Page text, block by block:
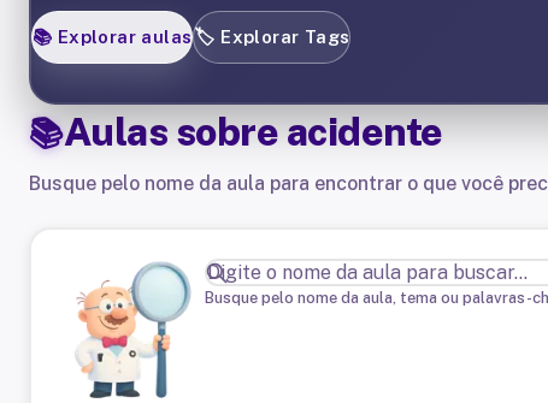
📚 Explorar aulas🏷️ Explorar Tags
Aulas sobreacidente
Busque pelo nome da aula para encontrar o que você
Busque pelo nome da aula, tema ou palavras-